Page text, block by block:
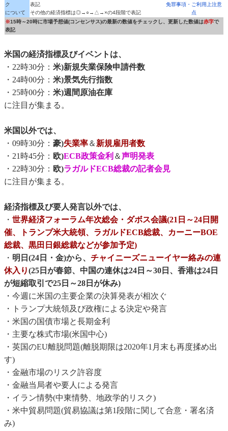
ク
について
表記
その他の経済指標は◎→○→△→×の4段階で表記
免罪事項・ご利用上注意
点
※15時～20時に市場予想値(コンセンサス)の最新の数値をチェックし、更新した数値は赤字で
表記
米国の経済指標及びイベントは、
・22時30分： 米)新規失業保険申請件数
・24時00分： 米)景気先行指数
・25時00分： 米)週間原油在庫
に注目が集まる。
米国以外では、
・09時30分： 豪)失業率＆新規雇用者数
・21時45分： 欧)ECB政策金利 ＆声明発表
・22時30分： 欧)ラガルドECB総裁の記者会見
に注目が集まる。
経済指標及び要人発言以外では、
・ 世界経済フォーラム年次総会・ダボス会議(21日～24日開
催、トランプ米大統領、ラガルドECB総裁、カーニーBOE
総裁、黒田日銀総裁などが参加予定)
・ 明日(24日・金)から、 チャイニーズニューイヤー絡みの連
休入り(25日が春節、中国の連休は24日～30日、香港は24日
が短縮取引で25日～28日が休み)
・今週に米国の主要企業の決算発表が相次ぐ
・トランプ大統領及び政権による決定や発言
・米国の国債市場と長期金利
・主要な株式市場(米国中心)
・英国のEU離脱問題(離脱期限は2020年1月末も再度揉め出
す)
・金融市場のリスク許容度
・金融当局者や要人による発言
・イラン情勢(中東情勢、地政学的リスク)
・米中貿易問題(貿易協議は第1段階に関して合意・署名済
み)